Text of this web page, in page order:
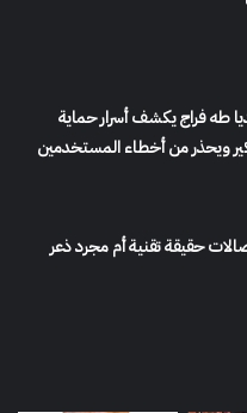
طه فراج يكشف أسرار حماية
ويحذر من أخطاء المستخدمين
حقيقة تقنية أم مجرد ذعر